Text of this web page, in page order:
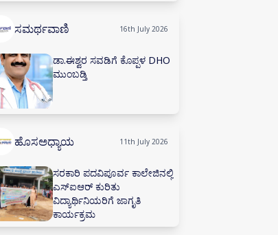
ಸಮರ್ಥವಾಣಿ 16th July 2026
ಡಾ.ಈಶ್ವರ ಸವಡಿಗೆ ಕೊಪ್ಪಳ DHO
ಮುಂಬಡ್ತಿ
ಹೊಸಅಧ್ಯಾಯ 11th July 2026
ಸರಕಾರಿ ಪದವಿಪೂರ್ವ ಕಾಲೇಜಿನಲ್ಲಿ
ಎಸ್‌ಐಆರ್ ಕುರಿತು
ವಿದ್ಯಾರ್ಥಿನಿಯರಿಗೆ ಜಾಗೃತಿ
ಕಾರ್ಯಕ್ರಮ